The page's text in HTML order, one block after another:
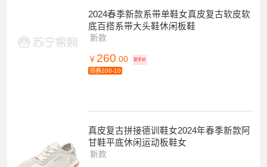
2024春季新款系带单鞋女真皮复古软皮软
底百搭系带大头鞋休闲板鞋
新款
￥ 260 .00 到手价
领券200-10
真皮复古拼接德训鞋女2024年春季新款阿
甘鞋平底休闲运动板鞋女
新款